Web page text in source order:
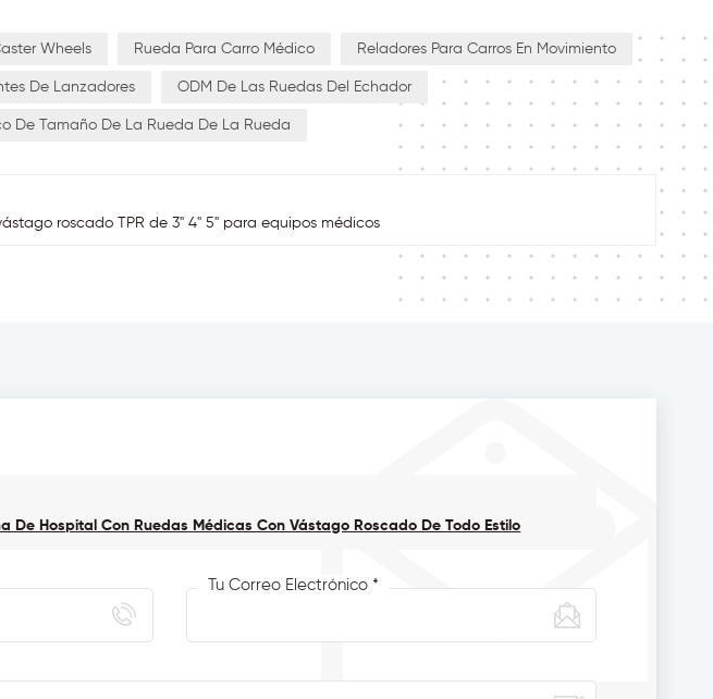
Wheels Rueda Para Carro Médico Reladores Para Carros En Movimiento
De Lanzadores ODM De Las Ruedas Del Echador
De Tamaño De La Rueda De La Rueda
roscado TPR de 3" 4" 5" para equipos médicos
De Hospital Con Ruedas Médicas Con Vástago Roscado De Todo Estilo
Tu Correo Electrónico *